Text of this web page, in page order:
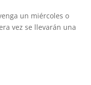
un miércoles o
vez se llevarán una